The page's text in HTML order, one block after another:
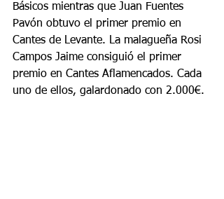
Básicos mientras que Juan Fuentes
Pavón obtuvo el primer premio en
Cantes de Levante. La malagueña Rosi
Campos Jaime consiguió el primer
premio en Cantes Aflamencados. Cada
uno de ellos, galardonado con 2.000€.